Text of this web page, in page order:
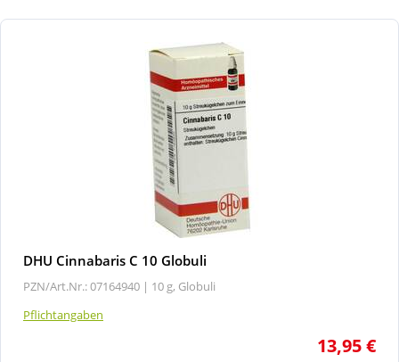
DHU Cinnabaris C 10 Globuli
PZN/Art.Nr.: 07164940 | 10 g, Globuli
Pflichtangaben
13,95 €